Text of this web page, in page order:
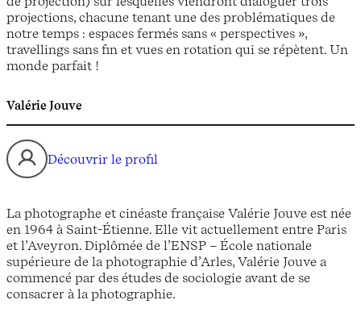
projections, chacune tenant une des problématiques de
notre temps : espaces fermés sans « perspectives »,
travellings sans fin et vues en rotation qui se répètent. Un
monde parfait !
Valérie Jouve
Découvrir le profil
La photographe et cinéaste française Valérie Jouve est née
en 1964 à Saint-Étienne. Elle vit actuellement entre Paris
et l’Aveyron. Diplômée de l’ENSP – École nationale
supérieure de la photographie d’Arles, Valérie Jouve a
commencé par des études de sociologie avant de se
consacrer à la photographie.